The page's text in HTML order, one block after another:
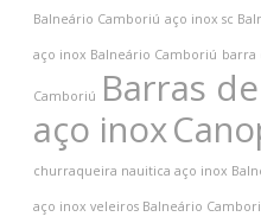
Balneário Camboriú aço inox sc
aço inox Balneário Camboriú barra
Camboriú Barras
aço inox
churraqueira nauitica aço inox
aço inox veleiros Balneário